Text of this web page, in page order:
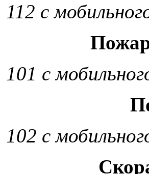
с
101 с
102 с